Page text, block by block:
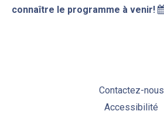
connaître le programme à venir!
Contactez-nous
Accessibilité